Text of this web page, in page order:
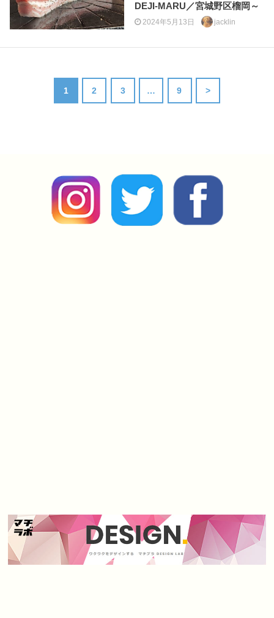
DEJI-MARU／宮城野区榴岡～
2024年5月13日 jacklin
1 2 3 … 9 >